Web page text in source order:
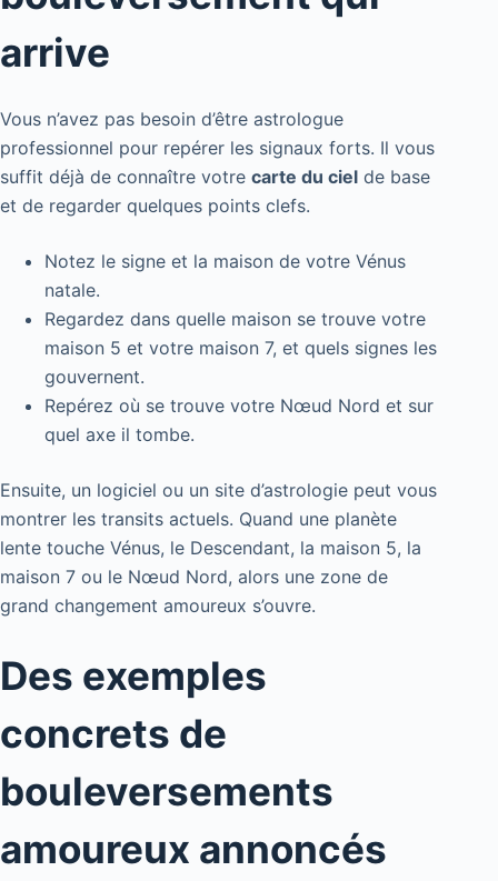
arrive
Vous n’avez pas besoin d’être astrologue
professionnel pour repérer les signaux forts. Il vous
suffit déjà de connaître votre carte du ciel de base
et de regarder quelques points clefs.
Notez le signe et la maison de votre Vénus
natale.
Regardez dans quelle maison se trouve votre
maison 5 et votre maison 7, et quels signes les
gouvernent.
Repérez où se trouve votre Nœud Nord et sur
quel axe il tombe.
Ensuite, un logiciel ou un site d’astrologie peut vous
montrer les transits actuels. Quand une planète
lente touche Vénus, le Descendant, la maison 5, la
maison 7 ou le Nœud Nord, alors une zone de
grand changement amoureux s’ouvre.
Des exemples
concrets de
bouleversements
amoureux annoncés